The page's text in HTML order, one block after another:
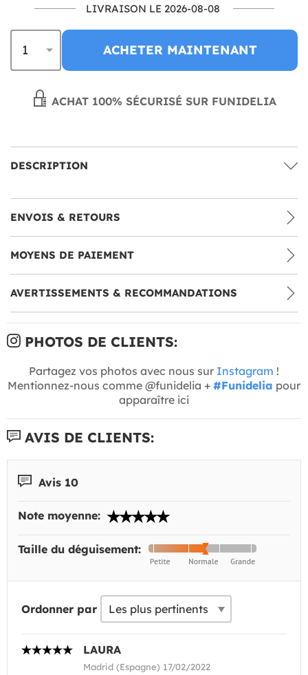
LIVRAISON LE 2026-08-08
ACHETER MAINTENANT
ACHAT 100% SÉCURISÉ SUR FUNIDELIA
DESCRIPTION
ENVOIS & RETOURS
MOYENS DE PAIEMENT
AVERTISSEMENTS & RECOMMANDATIONS
PHOTOS DE CLIENTS:
Partagez vos photos avec nous sur Instagram !
Mentionnez-nous comme @funidelia + #Funidelia pour
apparaître ici
AVIS DE CLIENTS:
Avis 10
Note moyenne:
Taille du déguisement:
Ordonner par
LAURA
Madrid (Espagne) 17/02/2022